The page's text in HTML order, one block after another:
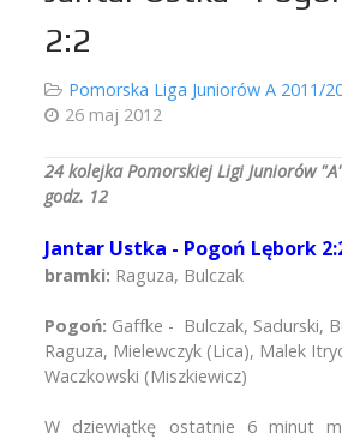
2:2
Pomorska Liga Juniorów A 2011/
26 maj 2012
24 kolejka Pomorskiej Ligi Juniorów
godz. 12
Jantar Ustka - Pogoń Lębork
bramki: Raguza, Bulczak
Pogoń: Gaffke - Bulczak, Sadurski,
Raguza, Mielewczyk (Lica), Malek
Waczkowski (Miszkiewicz)
W dziewiątkę ostatnie 6 minut